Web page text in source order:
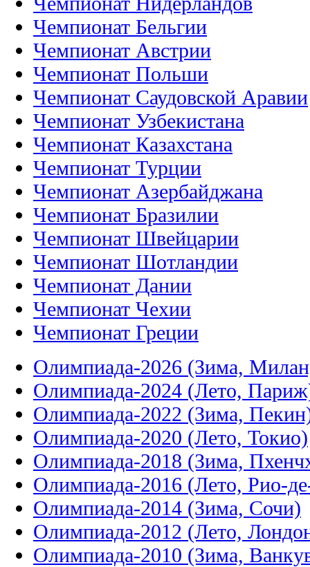
Чемпионат Бельгии
Чемпионат Австрии
Чемпионат Польши
Чемпионат Саудовской Аравии
Чемпионат Узбекистана
Чемпионат Казахстана
Чемпионат Турции
Чемпионат Азербайджана
Чемпионат Бразилии
Чемпионат Швейцарии
Чемпионат Шотландии
Чемпионат Дании
Чемпионат Чехии
Чемпионат Греции
Олимпиада-2026 (Зима,
Олимпиада-2024 (Лето,
Олимпиада-2022 (Зима,
Олимпиада-2020 (Лето, Токио)
Олимпиада-2018 (Зима,
Олимпиада-2016 (Лето, Рио-
Олимпиада-2014 (Зима, Сочи)
Олимпиада-2012 (Лето,
Олимпиада-2010 (Зима,